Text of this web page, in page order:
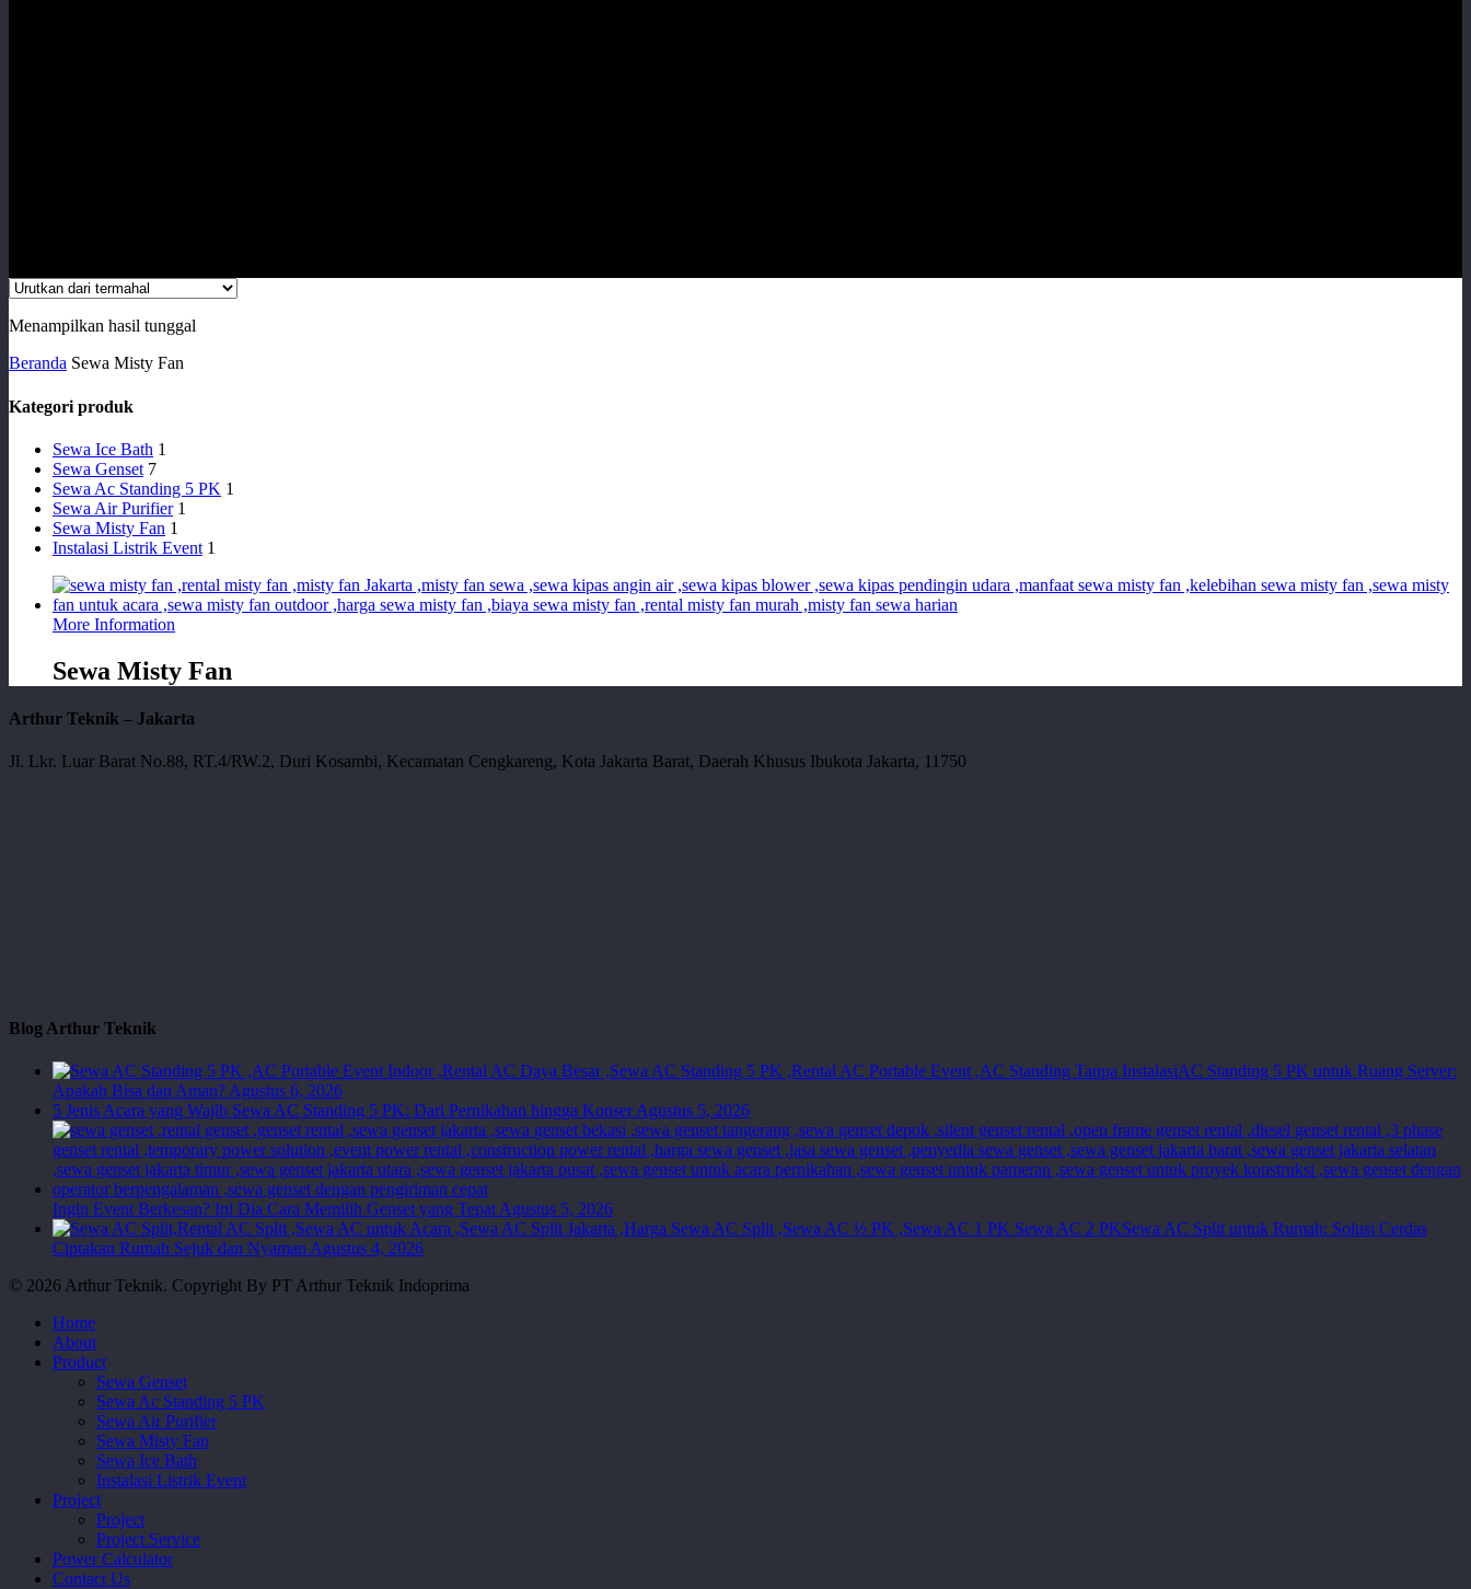
Menampilkan hasil tunggal
Beranda Sewa Misty Fan
Kategori produk
Sewa Ice Bath 1
Sewa Genset 7
Sewa Ac Standing 5 PK 1
Sewa Air Purifier 1
Sewa Misty Fan 1
Instalasi Listrik Event 1
More Information
Sewa Misty Fan
Arthur Teknik – Jakarta
Jl. Lkr. Luar Barat No.88, RT.4/RW.2, Duri Kosambi, Kecamatan Cengkareng, Kota Jakarta Barat, Daerah Khusus Ibukota Jakarta, 11750
Blog Arthur Teknik
AC Standing 5 PK untuk Ruang Server:
Apakah Bisa dan Aman? Agustus 6, 2026
5 Jenis Acara yang Wajib Sewa AC Standing 5 PK: Dari Pernikahan hingga Konser Agustus 5, 2026
Ingin Event Berkesan? Ini Dia Cara Memilih Genset yang Tepat Agustus 5, 2026
Sewa AC Split untuk Rumah: Solusi Cerdas
Ciptakan Rumah Sejuk dan Nyaman Agustus 4, 2026
© 2026 Arthur Teknik. Copyright By PT Arthur Teknik Indoprima
Close
Menu
Home
About
Product
Sewa Genset
Sewa Ac Standing 5 PK
Sewa Air Purifier
Sewa Misty Fan
Sewa Ice Bath
Instalasi Listrik Event
Project
Project
Project Service
Power Calculator
Contact Us